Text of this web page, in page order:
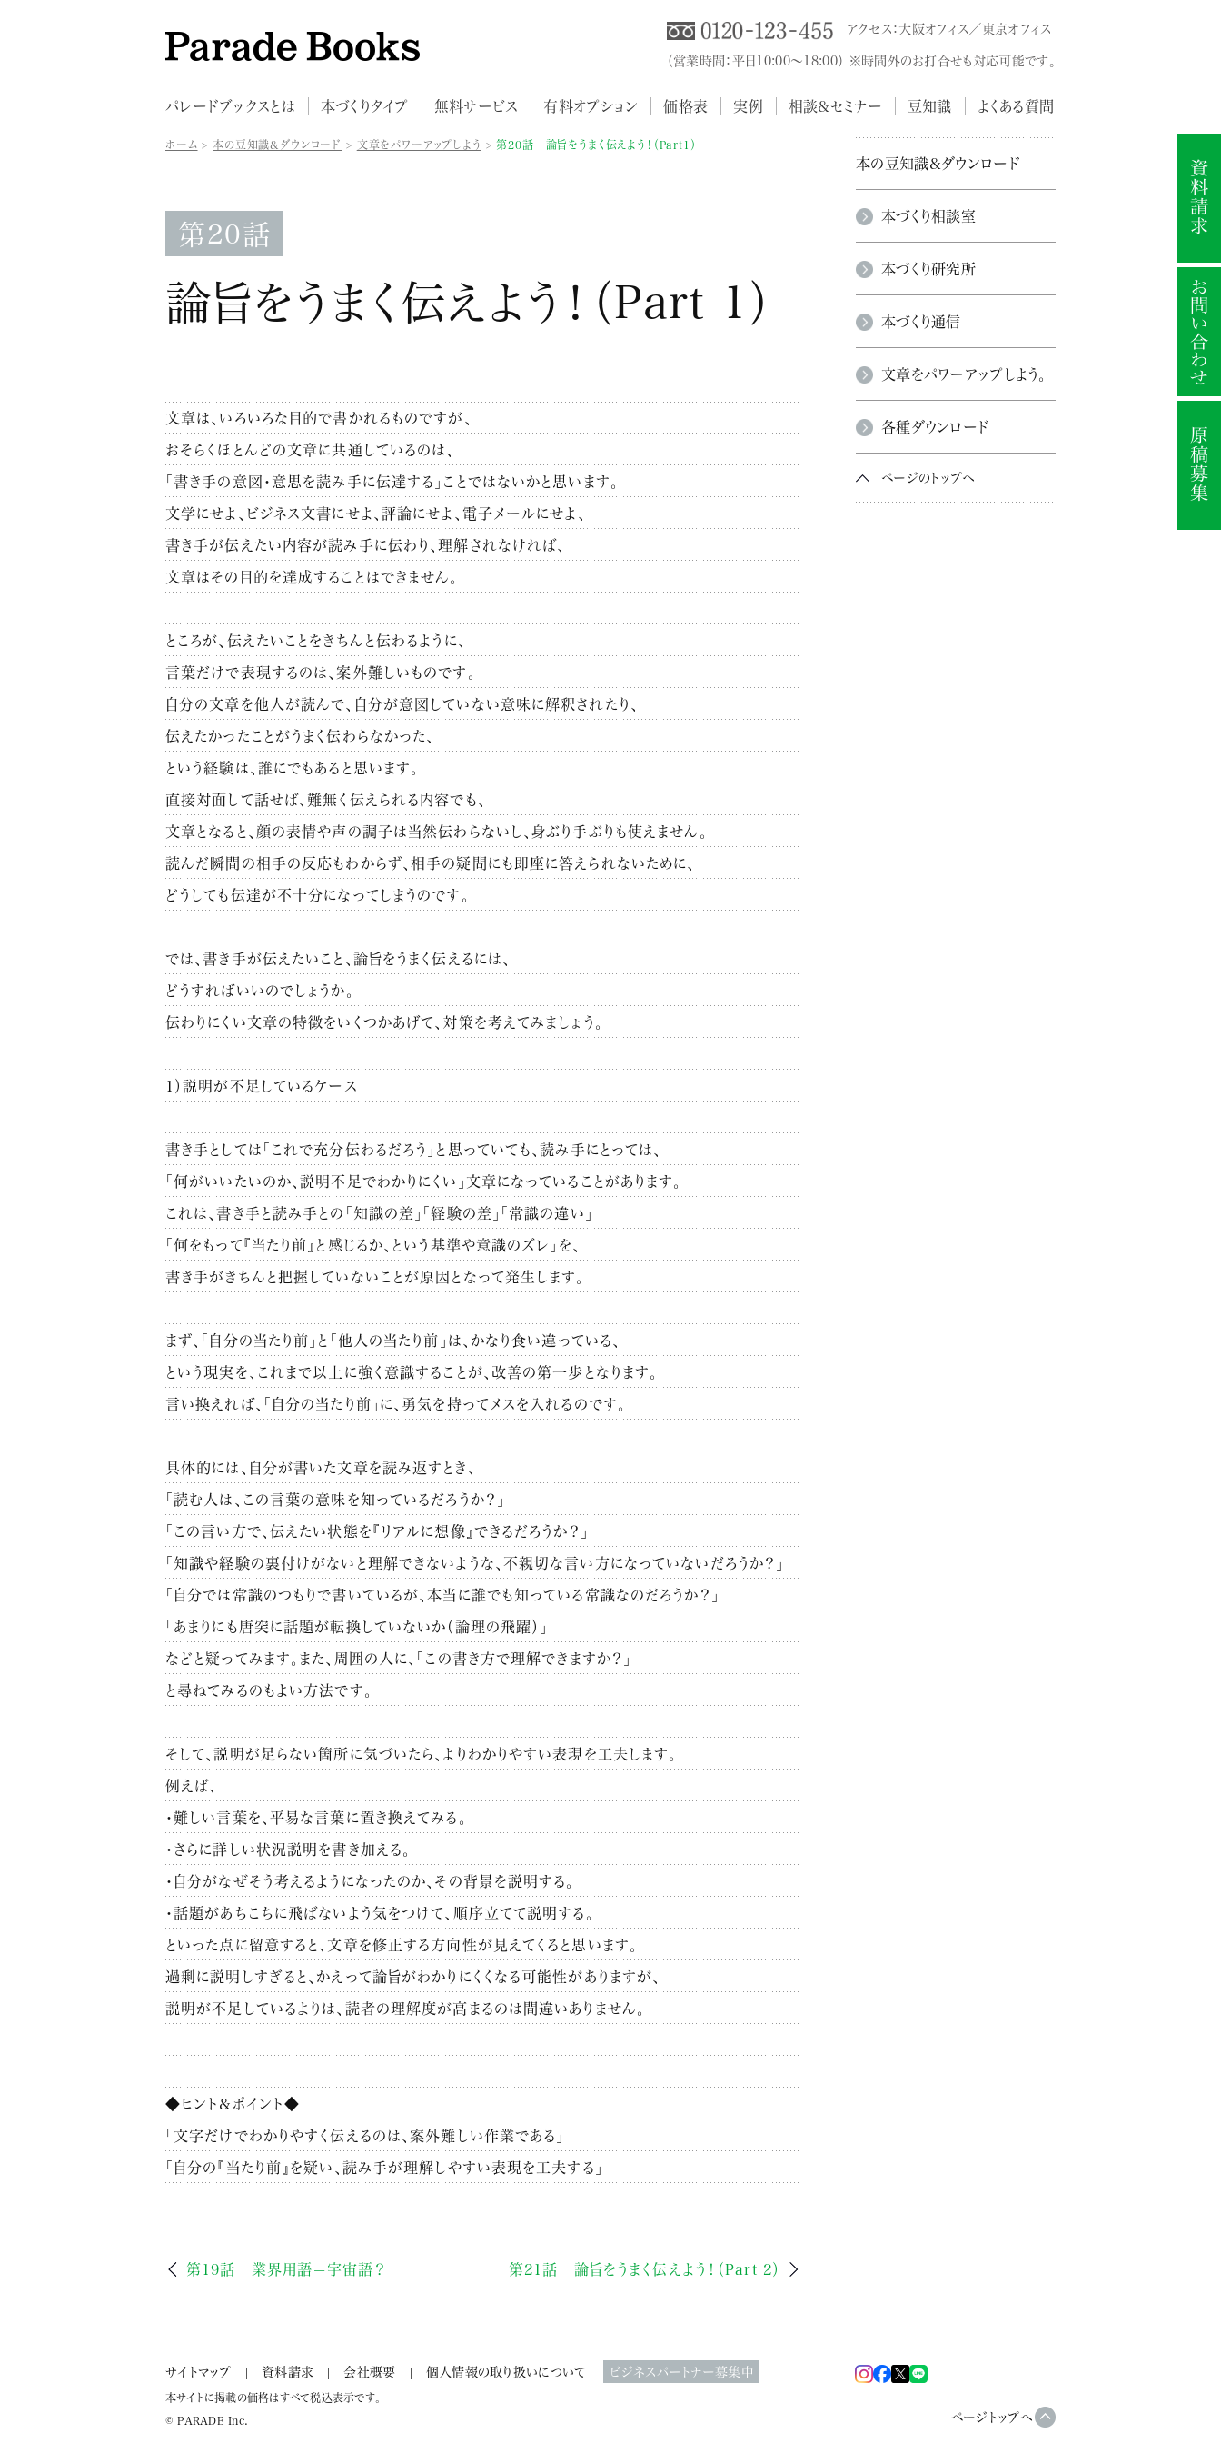
アクセス：大阪オフィス ／東京オフィス
（営業時間：平日10:00～18:00） ※時間外のお打合せも対応可能です。
パレードブックスとは 本づくりタイプ 無料サービス 有料オプション 価格表 実例 相談&セミナー 豆知識 よくある質問
ホーム 本の豆知識&ダウンロード 文章をパワーアップしよう 第20話 論旨をうまく伝えよう！（Part1）
第20話
論旨をうまく伝えよう！（Part 1）
文章は、いろいろな目的で書かれるものですが、
おそらくほとんどの文章に共通しているのは、
「書き手の意図・意思を読み手に伝達する」ことではないかと思います。
文学にせよ、ビジネス文書にせよ、評論にせよ、電子メールにせよ、
書き手が伝えたい内容が読み手に伝わり、理解されなければ、
文章はその目的を達成することはできません。
ところが、伝えたいことをきちんと伝わるように、
言葉だけで表現するのは、案外難しいものです。
自分の文章を他人が読んで、自分が意図していない意味に解釈されたり、
伝えたかったことがうまく伝わらなかった、
という経験は、誰にでもあると思います。
直接対面して話せば、難無く伝えられる内容でも、
文章となると、顔の表情や声の調子は当然伝わらないし、身ぶり手ぶりも使えません。
読んだ瞬間の相手の反応もわからず、相手の疑問にも即座に答えられないために、
どうしても伝達が不十分になってしまうのです。
では、書き手が伝えたいこと、論旨をうまく伝えるには、
どうすればいいのでしょうか。
伝わりにくい文章の特徴をいくつかあげて、対策を考えてみましょう。
1）説明が不足しているケース
書き手としては「これで充分伝わるだろう」と思っていても、読み手にとっては、
「何がいいたいのか、説明不足でわかりにくい」文章になっていることがあります。
これは、書き手と読み手との「知識の差」「経験の差」「常識の違い」
「何をもって『当たり前』と感じるか、という基準や意識のズレ」を、
書き手がきちんと把握していないことが原因となって発生します。
まず、「自分の当たり前」と「他人の当たり前」は、かなり食い違っている、
という現実を、これまで以上に強く意識することが、改善の第一歩となります。
言い換えれば、「自分の当たり前」に、勇気を持ってメスを入れるのです。
具体的には、自分が書いた文章を読み返すとき、
「読む人は、この言葉の意味を知っているだろうか？」
「この言い方で、伝えたい状態を『リアルに想像』できるだろうか？」
「知識や経験の裏付けがないと理解できないような、不親切な言い方になっていないだろうか？」
「自分では常識のつもりで書いているが、本当に誰でも知っている常識なのだろうか？」
「あまりにも唐突に話題が転換していないか（論理の飛躍）」
などと疑ってみます。 また、周囲の人に、「この書き方で理解できますか？」
と尋ねてみるのもよい方法です。
そして、説明が足らない箇所に気づいたら、よりわかりやすい表現を工夫します。
例えば、
・難しい言葉を、平易な言葉に置き換えてみる。
・さらに詳しい状況説明を書き加える。
・自分がなぜそう考えるようになったのか、その背景を説明する。
・話題があちこちに飛ばないよう気をつけて、順序立てて説明する。
といった点に留意すると、文章を修正する方向性が見えてくると思います。
過剰に説明しすぎると、かえって論旨がわかりにくくなる可能性がありますが、
説明が不足しているよりは、読者の理解度が高まるのは間違いありません。
◆ヒント&ポイント◆
「文字だけでわかりやすく伝えるのは、案外難しい作業である」
「自分の『当たり前』を疑い、読み手が理解しやすい表現を工夫する」
第19話 業界用語＝宇宙語？ 第21話 論旨をうまく伝えよう！（Part 2）
本の豆知識&ダウンロード
本づくり相談室
本づくり研究所
本づくり通信
文章をパワーアップしよう。
各種ダウンロード
ページのトップへ
サイトマップ 資料請求 会社概要 個人情報の取り扱いについて ビジネスパートナー募集中
ページトップへ
本サイトに掲載の価格はすべて税込表示です。
© PARADE Inc.